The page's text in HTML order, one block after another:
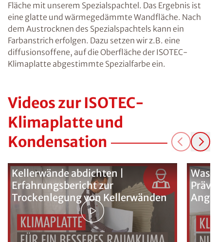
Fläche mit unserem Spezialspachtel. Das Ergebnis ist
eine glatte und wärmegedämmte Wandfläche. Nach
dem Austrocknen des Spezialspachtels kann ein
Farbanstrich erfolgen. Dazu setzen wir z.B. eine
diffusionsoffene, auf die Oberfläche der ISOTEC-
Klimaplatte abgestimmte Spezialfarbe ein.
Videos zur ISOTEC-
Klimaplatte und
Kondensation
Kellerwände abdichten |
Erfahrungsbericht zur
Trockenlegung von Kellerwänden
Was